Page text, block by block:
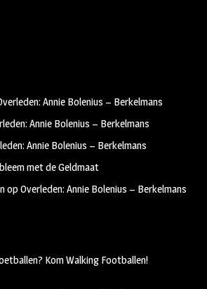
Annie Bolenius – Berkelmans
Annie Bolenius – Berkelmans
Annie Bolenius – Berkelmans
met de Geldmaat
opOverleden: Annie Bolenius – Berkelmans
Kom Walking Footballen!